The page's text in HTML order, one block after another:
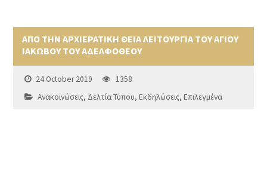
ΑΠΟ ΤΗΝ ΑΡΧΙΕΡΑΤΙΚΗ ΘΕΙΑ ΛΕΙΤΟΥΡΓΙΑ ΤΟΥ ΑΓΙΟΥ
ΙΑΚΩΒΟΥ ΤΟΥ ΑΔΕΛΦΟΘΕΟΥ
24 October 2019
1358
Ανακοινώσεις, Δελτία Τύπου,Εκδηλώσεις,Επιλεγμένα